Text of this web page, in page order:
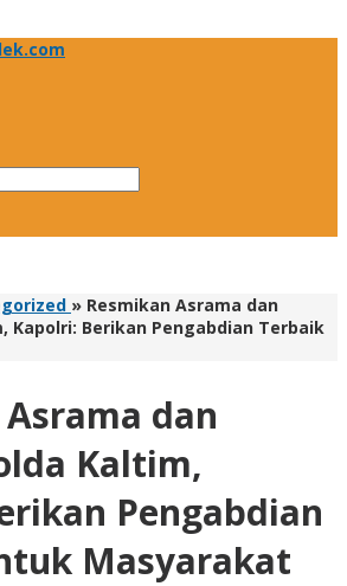
» Resmikan Asrama dan
Kapolri: Berikan Pengabdian Terbaik
dan
Kaltim,
Pengabdian
Masyarakat